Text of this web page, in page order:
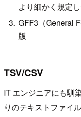
より細かく規定
GFF3（General
版
TSV/CSV
IT エンジニアにも馴
りのテキストファイ